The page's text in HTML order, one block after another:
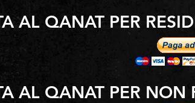
AL QANAT PER
AL QANAT PER NON